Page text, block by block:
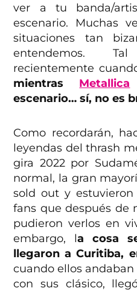
ver a tu banda/
escenario. Muchas
situaciones tan
entendemos.
recientemente
mientras Metallica
escenario… sí, no es
Como recordarán,
leyendas del thrash
gira 2022 por
normal, la gran
sold out y
fans que después de
pudieron verlos en
embargo, la cosa
llegaron a Curitiba,
cuando ellos
con sus clásico,